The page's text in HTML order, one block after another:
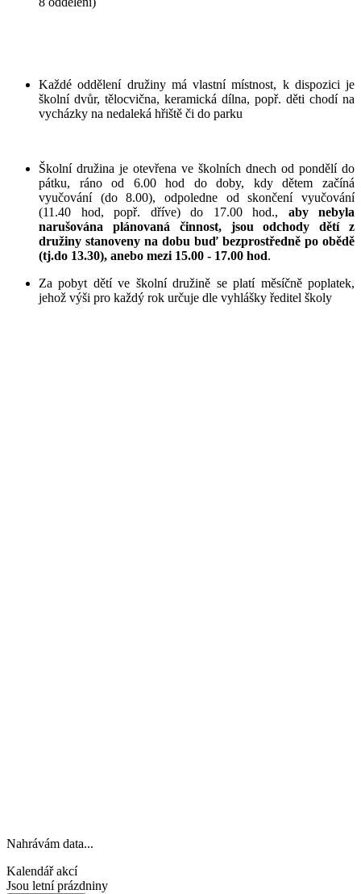
Každé oddělení družiny má vlastní místnost, k dispozici je
školní dvůr, tělocvična, keramická dílna, popř. děti chodí na
vycházky na nedaleká hřiště či do parku
Školní družina je otevřena ve školních dnech od pondělí do
pátku, ráno od 6.00 hod do doby, kdy dětem začíná
vyučování (do 8.00), odpoledne od skončení vyučování
(11.40 hod, popř. dříve) do 17.00 hod., aby nebyla
narušována plánovaná činnost, jsou odchody dětí z
družiny stanoveny na dobu buď bezprostředně po obědě
(tj.do 13.30), anebo mezi 15.00 - 17.00 hod.
Za pobyt dětí ve školní družině se platí měsíčně poplatek,
jehož výši pro každý rok určuje dle vyhlášky ředitel školy
Nahrávám data...
Kalendář akcí
Jsou letní prázdniny